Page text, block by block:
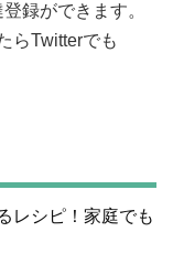
録ができます。
らTwitterでも
レシピ！家庭でも